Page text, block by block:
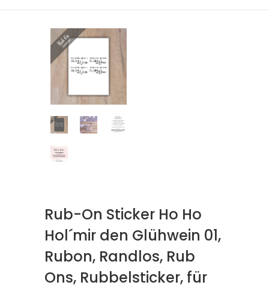
Rub-On Sticker Ho Ho
Hol´mir den Glühwein 01,
Rubon, Randlos, Rub
Ons, Rubbelsticker, für